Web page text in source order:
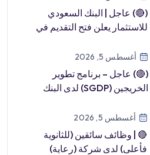
(🔴) عاجل | البنك السعودي
للاستثمار يعلن فتح التقديم في
2026م): […]أغسطس 5, 2026
(🔴) عاجل – برنامج تطوير
الخريجين (SGDP) لدى البنك
نساء) لعا […]
أغسطس 5, 2026
🔴 | وظائف سائقين (للثانوية
فأعلى) لدى شركة (رعاية)